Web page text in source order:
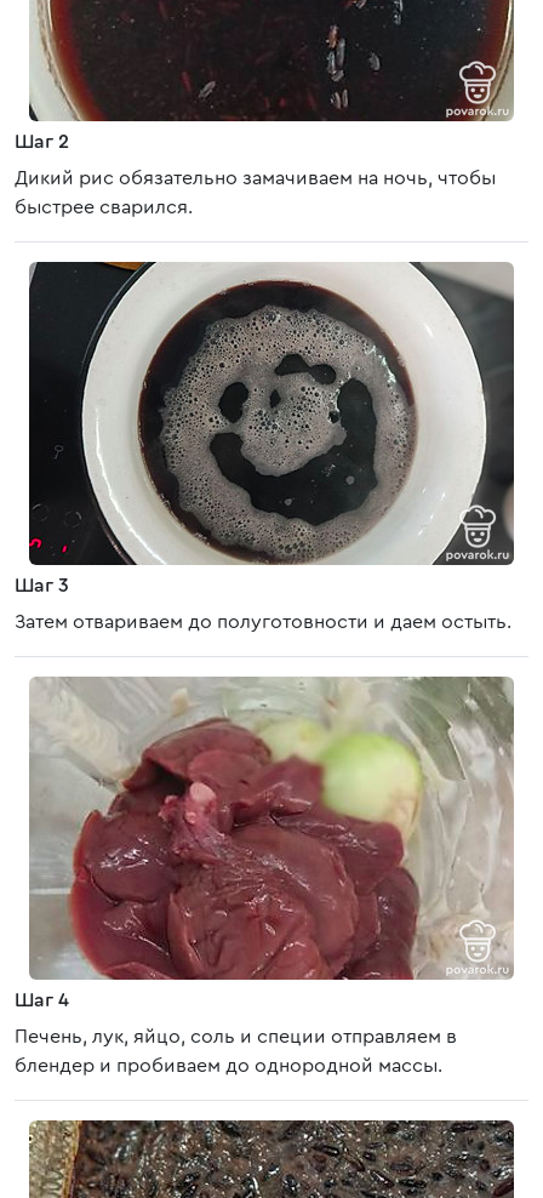
Шаг 2
Дикий рис обязательно замачиваем на ночь, чтобы
быстрее сварился.
Шаг 3
Затем отвариваем до полуготовности и даем остыть.
Шаг 4
Печень, лук, яйцо, соль и специи отправляем в
блендер и пробиваем до однородной массы.